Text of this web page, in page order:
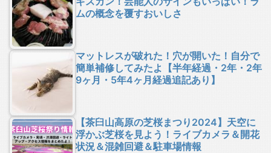
ムの概念を覆すおいしさ
マットレスが破れた！穴が開いた！自分で
簡単補修してみたよ【半年経過・2年・2年
9ヶ月・5年4ヶ月経過追記あり】
【茶臼山高原の芝桜まつり2024】天空に
浮かぶ芝桜を見よう！ライブカメラ＆開花
状況＆混雑回避＆駐車場情報